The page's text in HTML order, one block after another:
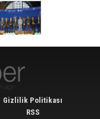
Gizlilik Politikası
RSS